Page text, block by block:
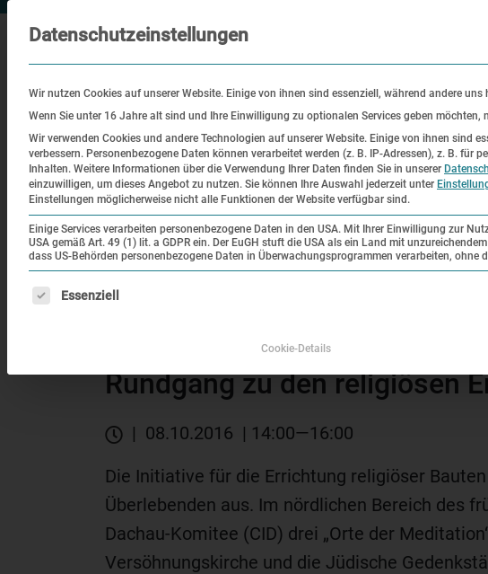
Besuch Bildung
Historischer
Ort
Startseite | Veranstaltungen | Mehr als Gottesdienste – die
Mehr als Gottesdienste –
Rundgang zu den religiösen
| 08.10.2016 | 14:00—16:00
Die Initiative für die Errichtung religiöser
Überlebenden aus. Im nördlichen Bereich des
Dachau-Komitee (CID) drei „Orte der
Versöhnungskirche und die Jüdische
Datenschutzeinstellungen
Wir nutzen Cookies auf unserer Website. Einige von ihnen sind essenziell, während andere
Wenn Sie unter 16 Jahre alt sind und Ihre Einwilligung zu optionalen Services geben
Wir verwenden Cookies und andere Technologien auf unserer Website. Einige von ihnen sind
verbessern. Personenbezogene Daten können verarbeitet werden (z. B. IP-Adressen), z. B. für
Inhalten. Weitere Informationen über die Verwendung Ihrer Daten finden Sie in unserer
einzuwilligen, um dieses Angebot zu nutzen. Sie können Ihre Auswahl jederzeit unter
Einstellungen möglicherweise nicht alle Funktionen der Website verfügbar sind.
Einige Services verarbeiten personenbezogene Daten in den USA. Mit Ihrer Einwilligung zur
USA gemäß Art. 49 (1) lit. a GDPR ein. Der EuGH stuft die USA als ein Land mit
dass US-Behörden personenbezogene Daten in Überwachungsprogrammen verarbeiten,
Es folgt eine Liste der Service-Gruppen, für die eine Einwilligung
Essenziell
Cookie-Details